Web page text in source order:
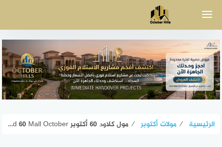
الرئيسية ⁄ مولات أكتوبر ⁄ مول كلاود 60 أكتوبر Cloud 60 Mall October شركة MNG